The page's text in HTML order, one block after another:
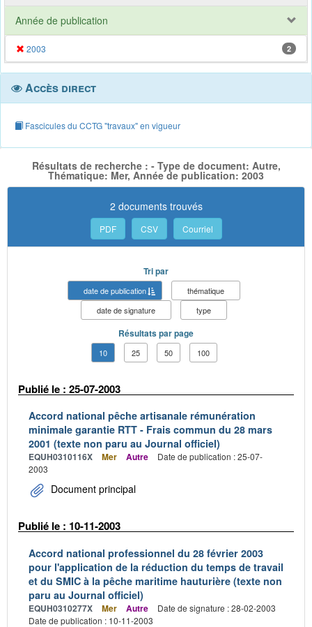
Année de publication
2003 2
Accès direct
Fascicules du CCTG "travaux" en vigueur
Résultats de recherche : - Type de document: Autre,
Thématique: Mer, Année de publication: 2003
2 documents trouvés
PDF CSV Courriel
Tri par
date de publication
thématique
date de signature
type
Résultats par page
10 25 50 100
Publié le : 25-07-2003
Accord national pêche artisanale rémunération
minimale garantie RTT - Frais commun du 28 mars
2001 (texte non paru au Journal officiel)
EQUH0310116X Mer Autre
Date de publication : 25-07-
2003
Document principal
Publié le : 10-11-2003
Accord national professionnel du 28 février 2003
pour l'application de la réduction du temps de travail
et du SMIC à la pêche maritime hauturière (texte non
paru au Journal officiel)
EQUH0310277X Mer Autre
Date de signature : 28-02-2003
Date de publication : 10-11-2003